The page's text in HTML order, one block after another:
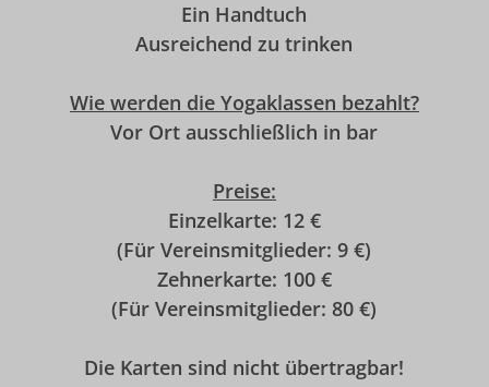
Ein Handtuch
Ausreichend zu trinken
Wie werden die Yogaklassen bezahlt?
Vor Ort ausschließlich in bar
Preise:
Einzelkarte: 12 €
(Für Vereinsmitglieder: 9 €)
Zehnerkarte: 100 €
(Für Vereinsmitglieder: 80 €)
Die Karten sind nicht übertragbar!